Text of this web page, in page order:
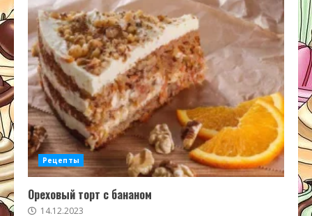
Рецепты
Ореховый торт с бананом
14.12.2023